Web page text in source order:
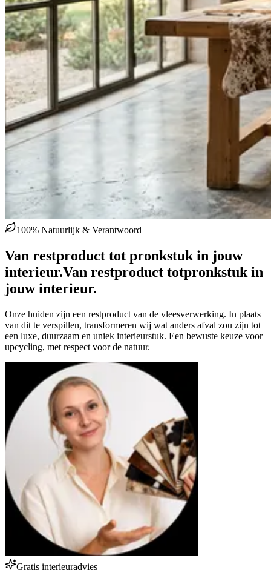
100% Natuurlijk & Verantwoord
Van restproduct tot pronkstuk in jouw
interieur.Van restproduct totpronkstuk in
jouw interieur.
Onze huiden zijn een restproduct van de vleesverwerking. In plaats
van dit te verspillen, transformeren wij wat anders afval zou zijn tot
een luxe, duurzaam en uniek interieurstuk. Een bewuste keuze voor
upcycling, met respect voor de natuur.
Gratis interieuradvies